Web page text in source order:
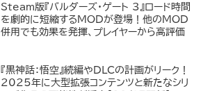
Steam版『バルダーズ・ゲート 3』ロード時間
を劇的に短縮するMODが登場！他のMOD
併用でも効果を発揮、プレイヤーから高評価
『黒神話：悟空』続編やDLCの計画がリーク！
2025年に大型拡張コンテンツと新たなシリ